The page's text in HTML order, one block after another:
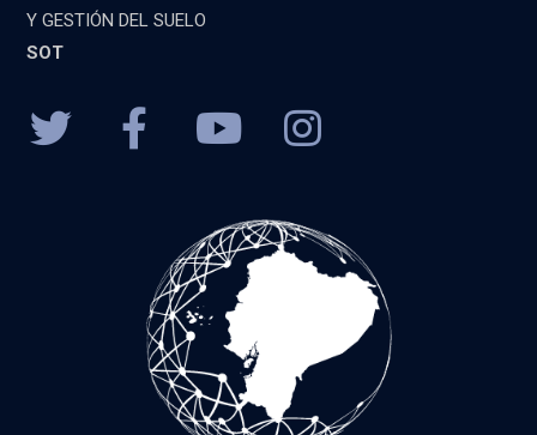
Y GESTIÓN DEL SUELO
SOT